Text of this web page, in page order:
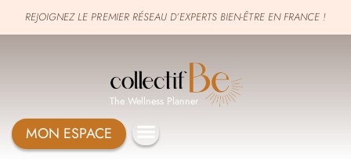
REJOIGNEZ LE PREMIER RÉSEAU D’EXPERTS BIEN-ÊTRE EN FRANCE !
The Wellness Planner
MON ESPACE